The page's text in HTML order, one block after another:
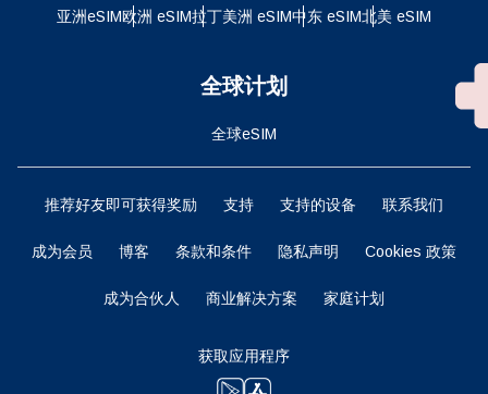
亚洲eSIM欧洲 eSIM拉丁美洲 eSIM中东 eSIM北美 eSIM
全球计划
全球eSIM
推荐好友即可获得奖励 支持 支持的设备 联系我们
成为会员 博客 条款和条件 隐私声明 Cookies 政策
成为合伙人 商业解决方案 家庭计划
获取应用程序